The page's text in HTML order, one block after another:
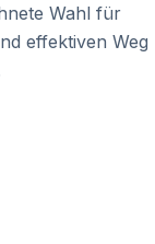
Wahl für
effektiven Weg